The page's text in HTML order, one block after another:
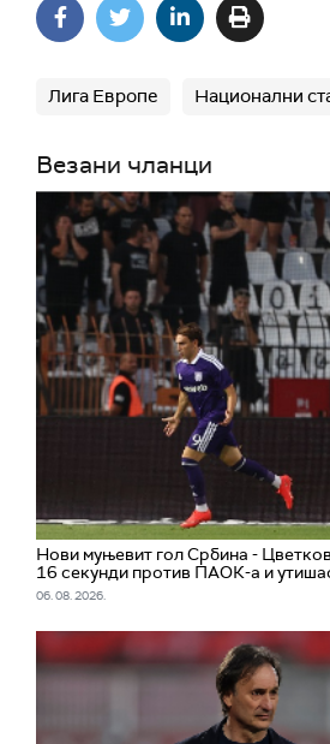
Лига Европе Национални
Везани чланци
Нови муњевит гол Србина -
16 секунди против ПАОК-а и
06. 08. 2026.